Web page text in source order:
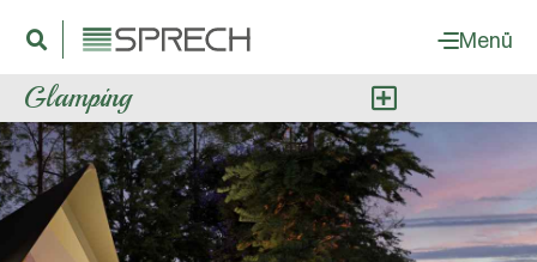
Menü
Glamping